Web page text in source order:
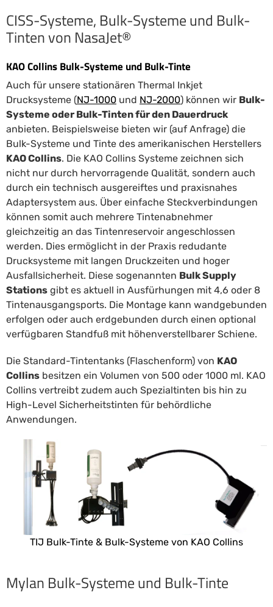
CISS-Systeme, Bulk-Systeme und Bulk-
Tinten von NasaJet®
KAO Collins Bulk-Systeme und Bulk-Tinte
Auch für unsere stationären Thermal Inkjet
Drucksysteme (NJ-1000 und NJ-2000) können wir Bulk-
Systeme oder Bulk-Tinten für den Dauerdruck
anbieten. Beispielsweise bieten wir (auf Anfrage) die
Bulk-Systeme und Tinte des amerikanischen Herstellers
KAO Collins. Die KAO Collins Systeme zeichnen sich
nicht nur durch hervorragende Qualität, sondern auch
durch ein technisch ausgereiftes und praxisnahes
Adaptersystem aus. Über einfache Steckverbindungen
können somit auch mehrere Tintenabnehmer
gleichzeitig an das Tintenreservoir angeschlossen
werden. Dies ermöglicht in der Praxis redudante
Drucksysteme mit langen Druckzeiten und hoger
Ausfallsicherheit. Diese sogenannten Bulk Supply
Stations gibt es aktuell in Ausfürhungen mit 4,6 oder 8
Tintenausgangsports. Die Montage kann wandgebunden
erfolgen oder auch erdgebunden durch einen optional
verfügbaren Standfuß mit höhenverstellbarer Schiene.
Die Standard-Tintentanks (Flaschenform) von KAO
Collins besitzen ein Volumen von 500 oder 1000 ml. KAO
Collins vertreibt zudem auch Spezialtinten bis hin zu
High-Level Sicherheitstinten für behördliche
Anwendungen.
TIJ Bulk-Tinte & Bulk-Systeme von KAO Collins
Mylan Bulk-Systeme und Bulk-Tinte